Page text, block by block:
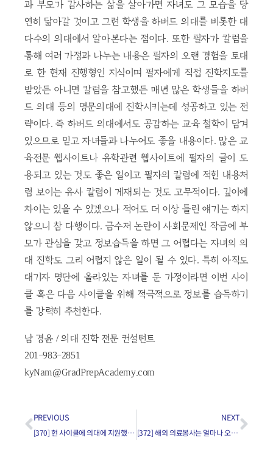
과 부모가 감사하는 삶을 살아가면 자녀도 그 모습을 당
연히 닮아갈 것이고 그런 학생을 하버드 의대를 비롯한 대
다수의 의대에서 알아본다는 점이다. 또한 필자가 칼럼을
통해 여러 가정과 나누는 내용은 필자의 오랜 경험을 토대
로 한 현재 진행형인 지식이며 필자에게 직접 진학지도를
받았든 아니면 칼럼을 참고했든 매년 많은 학생들을 하버
드 의대 등의 명문의대에 진학시키는데 성공하고 있는 전
략이다. 즉 하버드 의대에서도 공감하는 교육 철학이 담겨
있으므로 믿고 자녀들과 나누어도 좋을 내용이다. 많은 교
육전문 웹사이트나 유학관련 웹사이트에 필자의 글이 도
용되고 있는 것도 좋은 일이고 필자의 칼럼에 적힌 내용처
럼 보이는 유사 칼럼이 게재되는 것도 고무적이다. 깊이에
차이는 있을 수 있겠으나 적어도 더 이상 틀린 얘기는 하지
않으니 참 다행이다. 금수저 논란이 사회문제인 작금에 부
모가 관심을 갖고 정보습득을 하면 그 어렵다는 자녀의 의
대 진학도 그리 어렵지 않은 일이 될 수 있다. 특히 아직도
대기자 명단에 올라있는 자녀를 둔 가정이라면 이번 사이
클 혹은 다음 사이클을 위해 적극적으로 정보를 습득하기
를 강력히 추천한다.
남 경윤 / 의대 진학 전문 컨설턴트
201-983-2851
kyNam@GradPrepAcademy.com
PREVIOUS
[370] 현 사이클에 의대에 지원했던 학생들이 5월에 해야 할 일은?
NEXT
[372] 해외 의료봉사는 얼마나 오래 다녀와야 의대에서 인정을 받나요?